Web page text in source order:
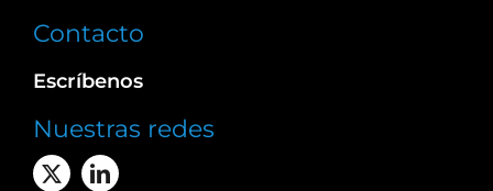
Contacto
Escríbenos
Nuestras redes